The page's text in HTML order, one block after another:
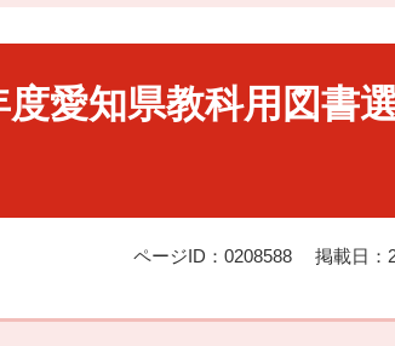
愛知県教科用図書
ページID：0208588 掲載日：